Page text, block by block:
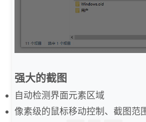
强大的截图
自动检测界面元素区域
像素级的鼠标移动控制、截图范